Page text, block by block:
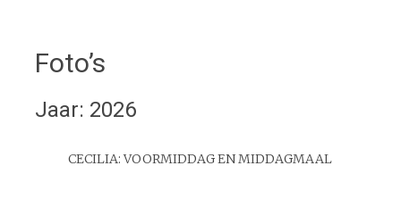
Foto’s
Jaar: 2026
CECILIA: VOORMIDDAG EN MIDDAGMAAL